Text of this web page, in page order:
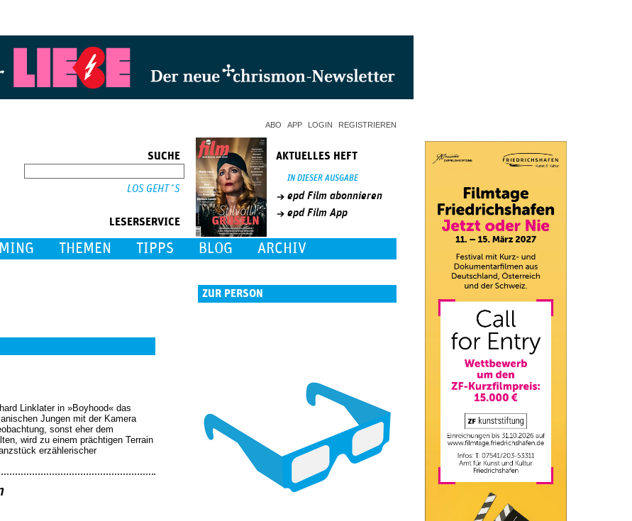
ABO APP LOGIN REGISTRIEREN
SUCHE
LESERSERVICE
AKTUELLES HEFT
IN DIESER AUSGABE
epd Film abonnieren
epd Film App
THEMEN TIPPS BLOG ARCHIV
Linklater in »Boyhood« das
Jungen mit der Kamera
sonst eher dem
wird zu einem prächtigen Terrain
erzählerischer
ZUR PERSON